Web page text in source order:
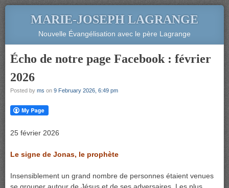
MARIE-JOSEPH LAGRANGE
Nouvelle Évangélisation avec le père Lagrange
Écho de notre page Facebook : février
2026
Posted by ms on 9 February 2026, 6:49 pm
25 février 2026
Le signe de Jonas, le prophète
Insensiblement un grand nombre de personnes étaient venues